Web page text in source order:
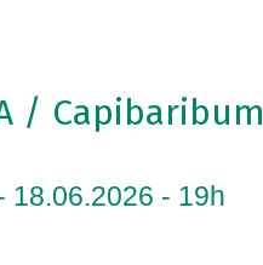
/ Capibaribum
18.06.2026 - 19h